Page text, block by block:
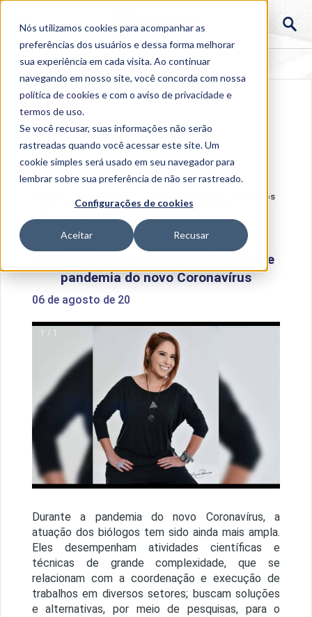
Nós utilizamos cookies para acompanhar as
preferências dos usuários e dessa forma melhorar
sua experiência em cada visita. Ao continuar
navegando em nosso site, você concorda com nossa
política de cookies e com o aviso deprivacidade e
termos de uso.
Se você recusar, suas informações não serão
rastreadas quando você acessar este site. Um
cookie simples será usado em seu navegador para
lembrar sobre sua preferência de não ser rastreado.
Configurações de cookies
Aceitar Recusar
Biólogos
falam sobre atuação durante pandemia do novo
Coronavírus
Biólogos falam sobre atuação durante
pandemia do novo Coronavírus
06 de agosto de 20
1 / 1
Durante a pandemia do novo Coronavírus, a
atuação dos biólogos tem sido ainda mais ampla.
Eles desempenham atividades científicas e
técnicas de grande complexidade, que se
relacionam com a coordenação e execução de
trabalhos em diversos setores; buscam soluções
e alternativas, por meio de pesquisas, para o